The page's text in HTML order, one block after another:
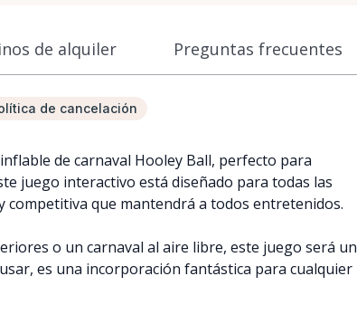
de alquiler Preguntas frecuentes
de cancelación
de carnaval Hooley Ball, perfecto para
juego interactivo está diseñado para todas las
competitiva que mantendrá a todos entretenidos.
o un carnaval al aire libre, este juego será un
es una incorporación fantástica para cualquier